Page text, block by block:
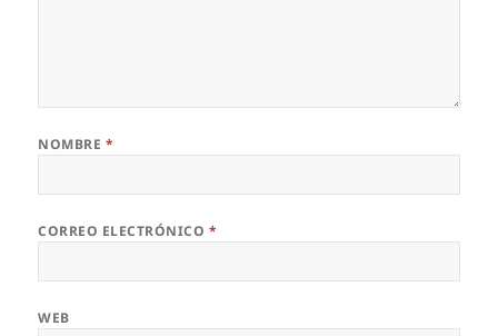
NOMBRE *
CORREO ELECTRÓNICO *
WEB